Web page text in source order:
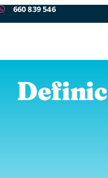
660 839 546